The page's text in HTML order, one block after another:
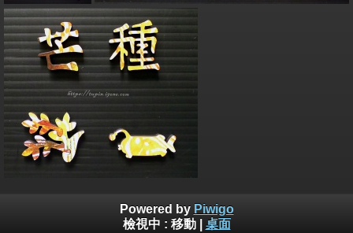
Powered by Piwigo
檢視中 : 移動| 桌面